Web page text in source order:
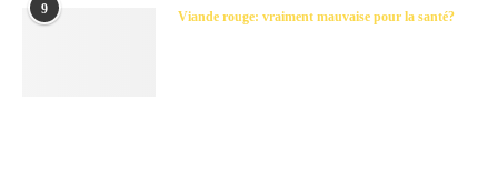
9 Viande rouge: vraiment mauvaise pour la santé?